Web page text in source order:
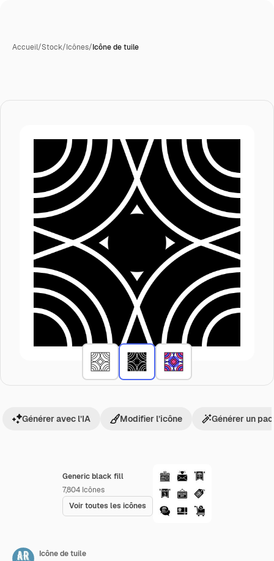
Accueil/Stock/Icônes/Icône de tuile
Generic black fill
7,804 Icônes
Voir toutes les icônes
Générer avec l’IA Modifier l’icône Générer un
Icône de tuile